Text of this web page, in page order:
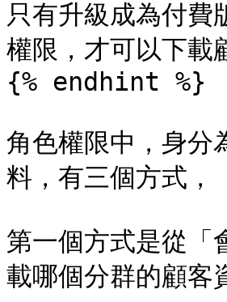
只有升級成為付
權限，才可以下載
{% endhint %}
角色權限中，身
料，有三個方式，
第一個方式是從
載哪個分群的顧客